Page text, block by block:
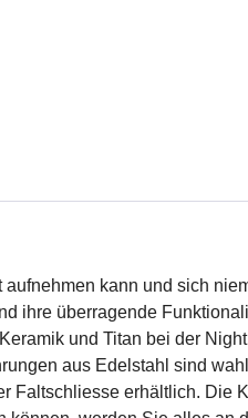
kann und sich
ihre überragende
und Titan bei der
aus Edelstahl sind
Faltschliesse erhältlich. Die